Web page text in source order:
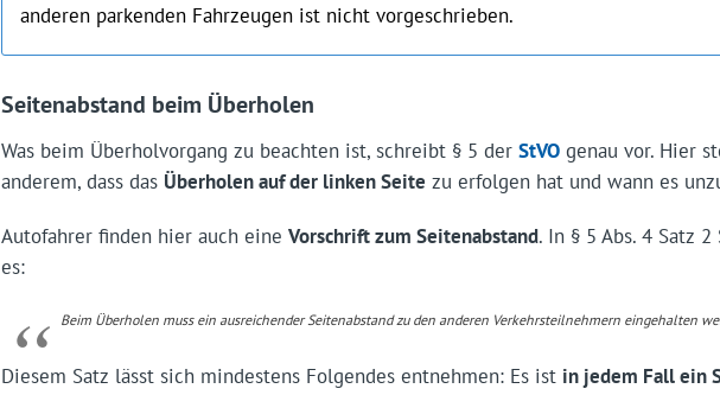
anderen parkenden Fahrzeugen ist nicht vorgeschrieben.
Seitenabstand beim Überholen
Was beim Überholvorgang zu beachten ist, schreibt § 5 der StVOgenau vor. Hier
anderem, dass das Überholen auf der linken Seite zu erfolgen hat und wann es
Autofahrer finden hier auch eine Vorschrift zum Seitenabstand. In § 5 Abs. 4 Satz
es:
Beim Überholen muss ein ausreichender Seitenabstand zu den anderen Verkehrsteilnehmern eingehalten
Diesem Satz lässt sich mindestens Folgendes entnehmen: Es ist in jedem Fall ein